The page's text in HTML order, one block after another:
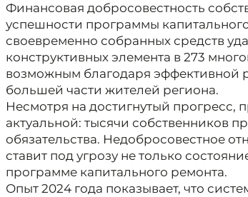
Финансовая добросовестность
успешности программы
своевременно собранных средств
конструктивных элемента в 273
возможным благодаря эффективной
большей части жителей региона.
Несмотря на достигнутый прогресс,
актуальной: тысячи собственников
обязательства. Недобросовестное
ставит под угрозу не только
программе капитального ремонта.
Опыт 2024 года показывает, что